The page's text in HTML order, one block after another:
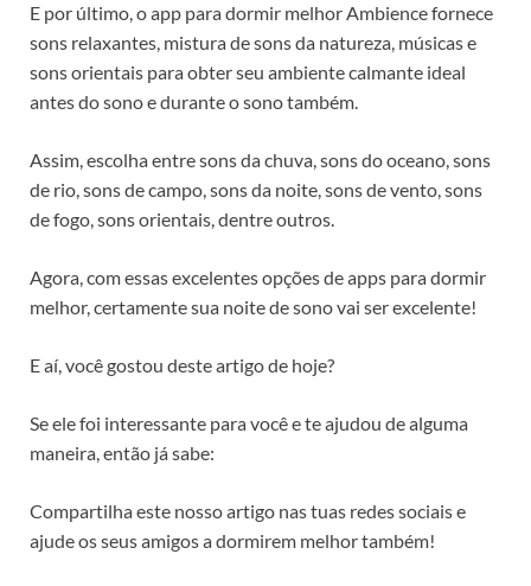
E por último, o app para dormir melhor Ambience fornece
sons relaxantes, mistura de sons da natureza, músicas e
sons orientais para obter seu ambiente calmante ideal
antes do sono e durante o sono também.
Assim, escolha entre sons da chuva, sons do oceano, sons
de rio, sons de campo, sons da noite, sons de vento, sons
de fogo, sons orientais, dentre outros.
Agora, com essas excelentes opções de apps para dormir
melhor, certamente sua noite de sono vai ser excelente!
E aí, você gostou deste artigo de hoje?
Se ele foi interessante para você e te ajudou de alguma
maneira, então já sabe:
Compartilha este nosso artigo nas tuas redes sociais e
ajude os seus amigos a dormirem melhor também!